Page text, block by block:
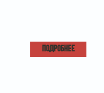
ПОДРОБНЕЕ